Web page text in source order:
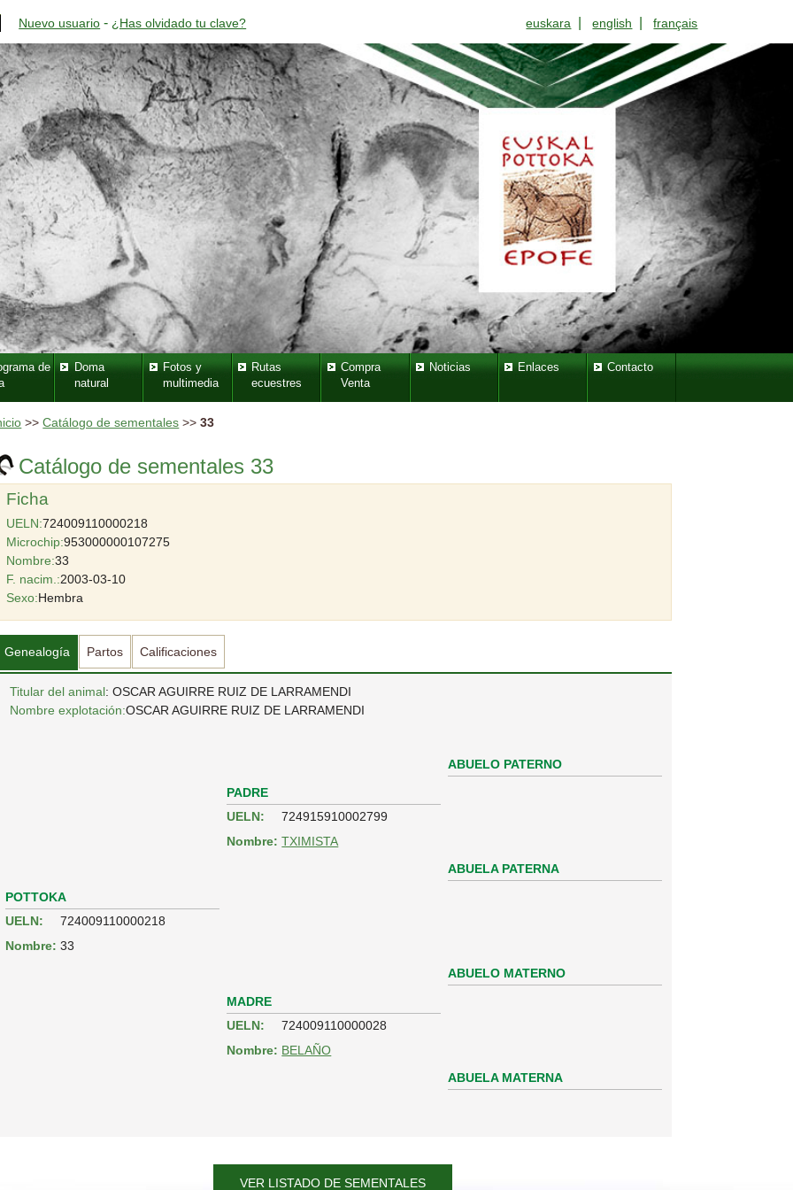
Nuevo usuario - ¿Has olvidado tu clave? euskara |english |français
de
Doma
natural
Fotos y
multimedia
Rutas
ecuestres
Compra
Venta
Noticias Enlaces Contacto
>>Catálogo de sementales >>33
Catálogo de sementales 33
Ficha
UELN:724009110000218
Microchip:953000000107275
Nombre:33
F. nacim.:2003-03-10
Sexo:Hembra
Genealogía Partos Calificaciones
Titular del animal: OSCAR AGUIRRE RUIZ DE LARRAMENDI
Nombre explotación:OSCAR AGUIRRE RUIZ DE LARRAMENDI
POTTOKA
UELN:
724009110000218
Nombre: 33
PADRE
UELN:
724915910002799
Nombre: TXIMISTA
ABUELO PATERNO
ABUELA PATERNA
MADRE
UELN:
724009110000028
Nombre: BELAÑO
ABUELO MATERNO
ABUELA MATERNA
VER LISTADO DE SEMENTALES